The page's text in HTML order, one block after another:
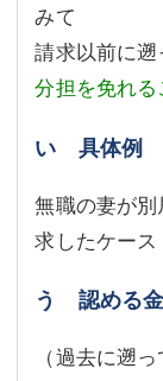
みて
請求以前に
分担を免れ
い 具体例
無職の妻が
求したケース
う 認める
（過去に遡